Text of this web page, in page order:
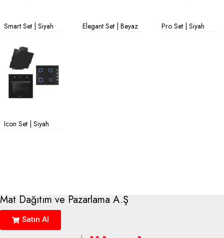
Smart Set | Siyah Elegant Set | Beyaz Pro Set | Siyah
Icon Set | Siyah
Mat Dağıtım ve Pazarlama A.Ş
Satın Al